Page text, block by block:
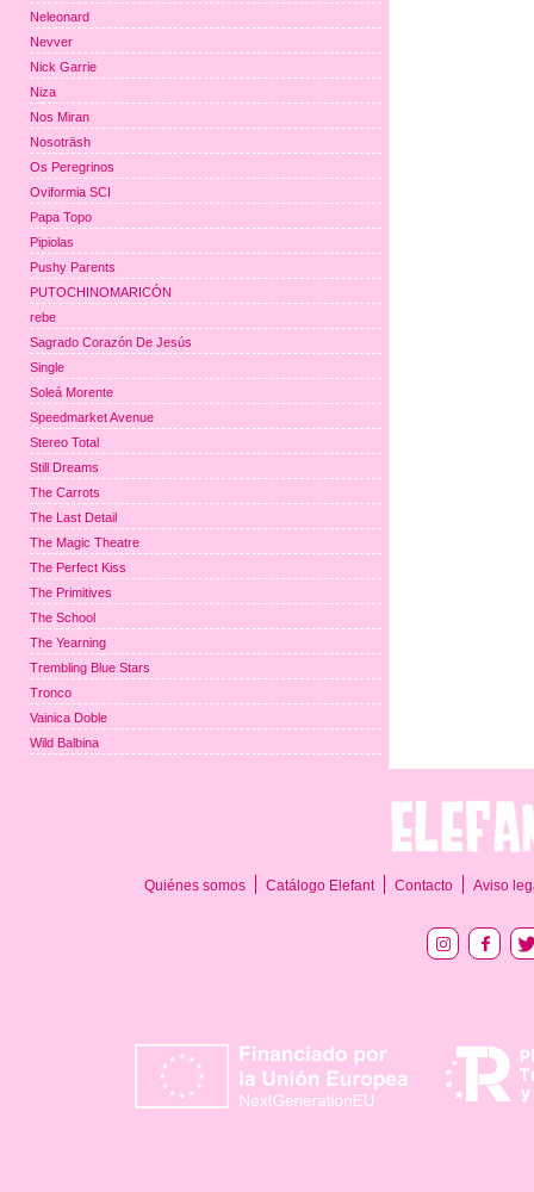
Neleonard
Nevver
Nick Garrie
Niza
Nos Miran
Nosoträsh
Os Peregrinos
Oviformia SCI
Papa Topo
Pipiolas
Pushy Parents
PUTOCHINOMARICÓN
rebe
Sagrado Corazón De Jesús
Single
Soleá Morente
Speedmarket Avenue
Stereo Total
Still Dreams
The Carrots
The Last Detail
The Magic Theatre
The Perfect Kiss
The Primitives
The School
The Yearning
Trembling Blue Stars
Tronco
Vainica Doble
Wild Balbina
Quiénes somos Catálogo Elefant Contacto Aviso